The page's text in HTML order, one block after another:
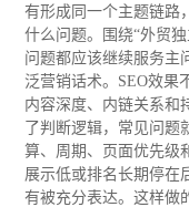
有形成同一个主题链路
什么问题。围绕“外贸
问题都应该继续服务主
泛营销话术。SEO效果
内容深度、内链关系和
了判断逻辑，常见问
算、周期、页面优先级
展示低或排名长期停在
有被充分表达。这样做